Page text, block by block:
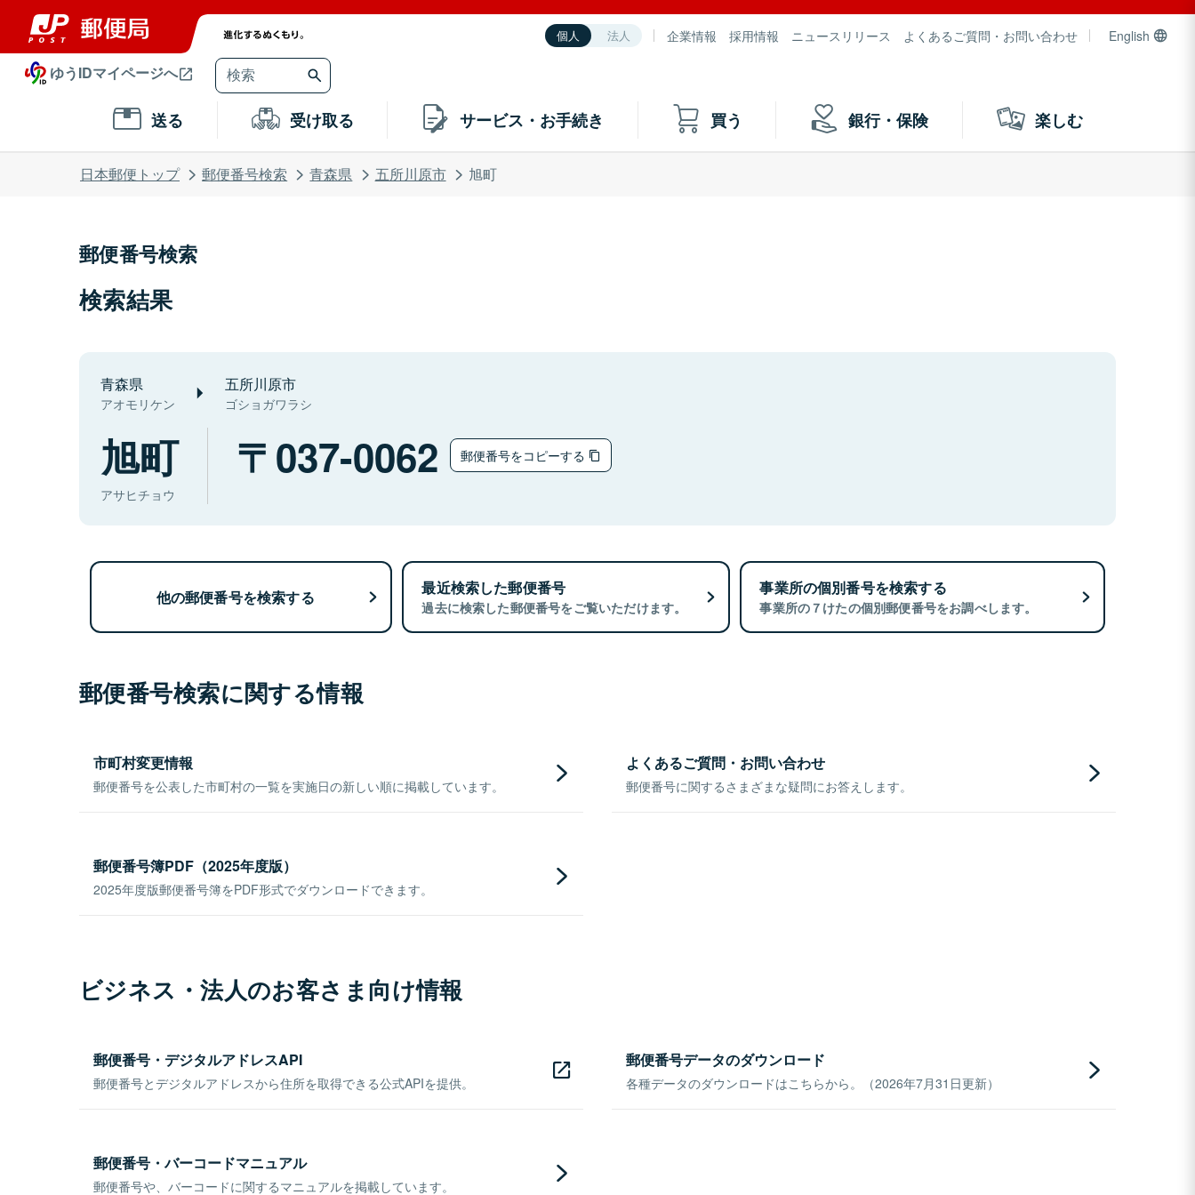
個人 法人 企業情報 採用情報 ニュースリリース よくあるご質問・お問い合わせ English
ゆうIDマイページへ
送る 受け取る サービス・お手続き 買う 銀行・保険 楽しむ
日本郵便トップ 郵便番号検索 青森県 五所川原市 旭町
郵便番号検索
検索結果
青森県
アオモリケン
五所川原市
ゴショガワラシ
旭町
アサヒチョウ
037-0062 郵便番号をコピーする
他の郵便番号を検索する 最近検索した郵便番号
過去に検索した郵便番号をご覧いただけます。
事業所の個別番号を検索する
事業所の７けたの個別郵便番号をお調べします。
郵便番号検索に関する情報
市町村変更情報
郵便番号を公表した市町村の一覧を実施日の新しい順に掲載しています。
よくあるご質問・お問い合わせ
郵便番号に関するさまざまな疑問にお答えします。
郵便番号簿PDF（2025年度版）
2025年度版郵便番号簿をPDF形式でダウンロードできます。
ビジネス・法人のお客さま向け情報
郵便番号・デジタルアドレスAPI
郵便番号とデジタルアドレスから住所を取得できる公式APIを提供。
郵便番号データのダウンロード
各種データのダウンロードはこちらから。（2026年7月31日更新）
郵便番号・バーコードマニュアル
郵便番号や、バーコードに関するマニュアルを掲載しています。